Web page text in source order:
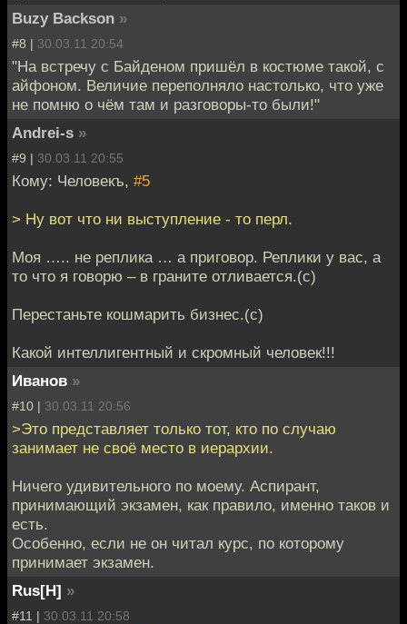
Buzy Backson »
#8 | 30.03.11 20:54
"На встречу с Байденом пришёл в костюме такой, с
айфоном. Величие переполняло настолько, что уже
не помню о чём там и разговоры-то были!"
Andrei-s »
#9 | 30.03.11 20:55
Кому: Человекъ, #5
> Ну вот что ни выступление - то перл.
Моя ….. не реплика … а приговор. Реплики у вас, а
то что я говорю – в граните отливается.(c)
Перестаньте кошмарить бизнес.(c)
Какой интеллигентный и скромный человек!!!
Иванов »
#10 | 30.03.11 20:56
>Это представляет только тот, кто по случаю
занимает не своё место в иерархии.
Ничего удивительного по моему. Аспирант,
принимающий экзамен, как правило, именно таков и
есть.
Особенно, если не он читал курс, по которому
принимает экзамен.
Rus[H] »
#11 | 30.03.11 20:58